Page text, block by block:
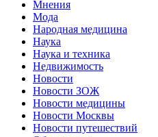
Мнения
Мода
Народная медицина
Наука
Наука и техника
Недвижимость
Новости
Новости ЗОЖ
Новости медицины
Новости Москвы
Новости путешествий